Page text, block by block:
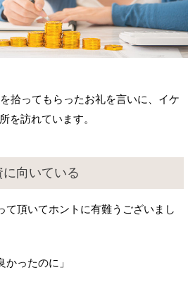
拾ってもらったお礼を言いに、イケ
を訪れています。
向いている
て頂いてホントに有難うございまし
かったのに」